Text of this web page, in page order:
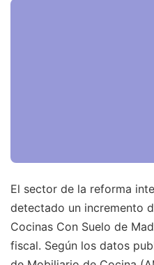
El sector de la reforma
detectado un incremento
Cocinas Con Suelo de
fiscal. Según los datos